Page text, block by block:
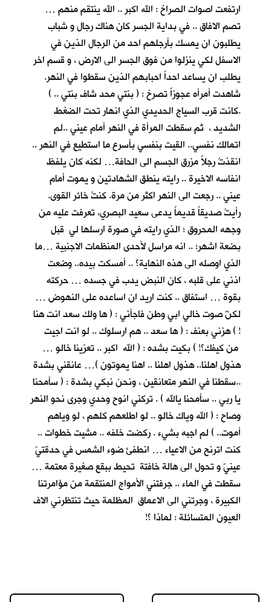
ارتفعت اصوات الصراخ : الله اكبر .. الله ينتقم منهم …
تصم الافاق .. في بداية الجسر كان هناك رجال و شباب
يطلبون ان يمسك بأرجلهم احد من الرجال الذين في
الاسفل لكي ينزلوا من فوق الجسر الى الارض ، و قسم اخر
يطلب ان يساعد احداً احبابهم الذين سقطوا في النهر.
شاهدت أمرأه عجوزاً تصرخ : ( بنتي محد شاف بنتي .. )
.كانت قرب السياج الحديدي الذي انهار تحت الضغط
الشديد ، ثم سقطت المرأة في النهر أمام عيني ..لم
اتمالك نفسي.. القيت بنفسي بأسرع ما استطيع في النهر ..
انقذتُ رجلاً مزرق الجسم الى الحافة… لكنه كان يلفظ
انفاسه الاخيرة .. رايته ينطق الشهادتين و يموت أمام
عيني .. رجعت الى النهر اكثر من مرة. كنتُ خائر القوى.
رأيتُ صديقاً قديماً يدعى سعيد البصري، تعرفت عليه من
وجهه المحروق ؛ الذي رايته في صورة ارسلها لي قبل
بضعة اشهر؛ .. انه مراسل لأحدى المنظمات الاجنبية …ما
الذي اوصله الى هذه النهاية؟ .. أمسكت بيده.. وضعت
اذني على قلبه ، كان النبض يدب في جسده … حركته
بقوة … استفاق .. كنت اريد ان اساعده على النهوض …
لكنّ صوت خالي ابي وطن فاجأني : ( ها ولك سعد انت هنا
! ) هزني بعنف : ( ها سعد .. هم ارسلوك .. لو انت اجيت
من كيفك؟! ) بكيت بشده : ( الله اكبر .. تعزينا خالو …
هذول اهلنا.. هذول اهلنا .. اهنا يموتون )… عانقني بشدة
..سقطنا في النهر متعانقين ، ونحن نبكي بشدة : ( سأمحنا
يا ربي .. سأمحنا يالله ) . تركني انوح وحدي وجرى نحو النهر
وصاح : ( الله وياك خالو .. لو اطلعهم كلهم ، لو وياهم
أموت.. ) لم اجبه بشيء . ركضت خلفه .. مشيت خطوات ..
كنت اترنح من الاعياء … انطفئ ضوء الشمس في حدقتيّ
عينيّ و تحول الى هالة خافتة تحيط ببقع صغيرة معتمة …
سقطت في الماء .. جرفتني الأمواج المنتقمة من مؤامرتنا
الكبيرة ، وجرتني الى الاعماق المظلمة حيث تنتظرني الاف
العيون المتسائلة : لماذا ؟!